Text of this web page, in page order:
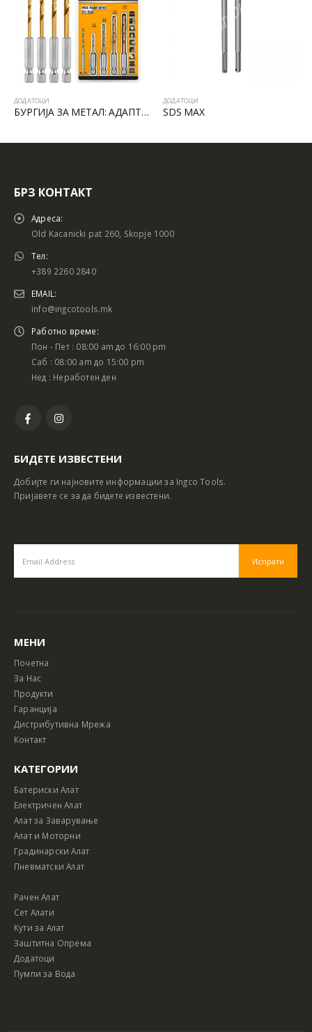
ДОДАТОЦИ
БУРГИЈА ЗА МЕТАЛ: АДАПТЕР 1/4 ЗА БРЗО МЕНУВАЊЕ
ДОДАТОЦИ
SDS MAX
БРЗ КОНТАКТ
Адреса:
Old Kacanicki pat 260, Skopje 1000
Тел:
+389 2260 2840
EMAIL:
info@ingcotools.mk
Работно време:
Пон - Пет : 08:00 am до 16:00 pm
Саб : 08:00 am до 15:00 pm
Нед : Неработен ден
БИДЕТЕ ИЗВЕСТЕНИ
Добијте ги најновите информации за Ingco Tools.
Пријавете се за да бидете известени.
МЕНИ
Почетна
За Нас
Продукти
Гаранција
Дистрибутивна Мрежа
Контакт
КАТЕГОРИИ
Батериски Алат
Електричен Алат
Алат за Заварување
Алат и Моторни
Градинарски Алат
Пневматски Алат
Рачен Алат
Сет Алати
Кути за Алат
Заштитна Опрема
Додатоци
Пумпи за Вода